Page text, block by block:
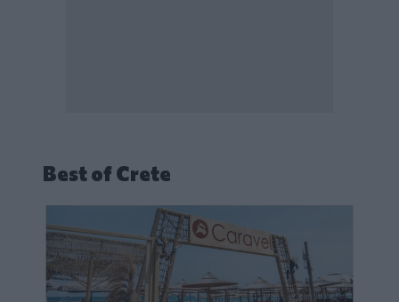
Best of Crete